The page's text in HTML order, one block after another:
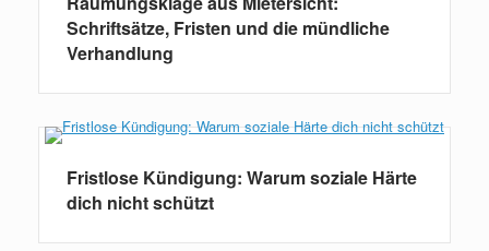
Schriftsätze, Fristen und die mündliche
Verhandlung
Fristlose Kündigung: Warum soziale Härte
dich nicht schützt